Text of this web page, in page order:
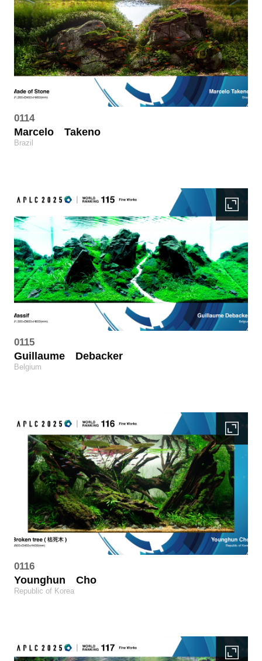
0114
Marcelo Takeno
Brazil
0115
Guillaume Debacker
Belgium
0116
Younghun Cho
Republic of Korea